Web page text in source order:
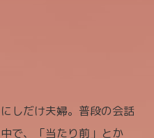
しだけ夫婦。普段の会話
で、「当たり前」とか